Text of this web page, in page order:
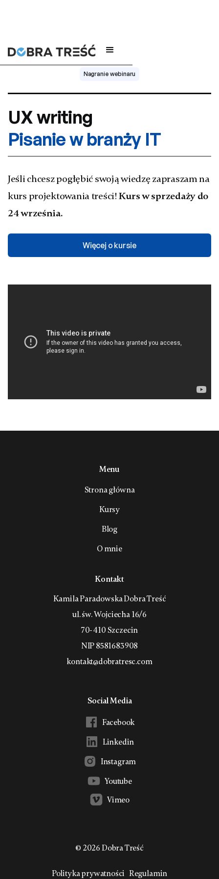
Nagranie webinaru
UX writing
Pisanie w branży IT
Jeśli chcesz pogłębić swoją wiedzę zapraszam na
kurs projektowania treści!Kurs w sprzedaży do
24 września.
Więcej o kursie
Menu
Strona główna
Kursy
Blog
O mnie
Kontakt
Kamila Paradowska Dobra Treść
ul. św. Wojciecha 16/6
70-410 Szczecin
NIP 8581683908
kontakt@dobratresc.com
Social Media
Facebook
Linkedin
Instagram
Youtube
Vimeo
© 2026 Dobra Treść
Polityka prywatności Regulamin